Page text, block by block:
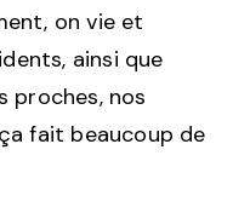
on vie et
ainsi que
proches, nos
fait beaucoup de